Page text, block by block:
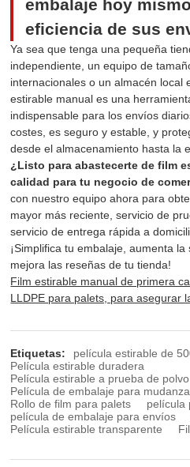
embalaje hoy
eficiencia de sus
Ya sea que tenga una pequeña
independiente, un equipo de
internacionales o un almacén local
estirable manual es una
indispensable para los envíos
costes, es seguro y estable, y
desde el almacenamiento hasta la
¿Listo para abastecerte de film
calidad para tu negocio de
con nuestro equipo ahora para
mayor más reciente, servicio de
servicio de entrega rápida a
¡Simplifica tu embalaje, aumenta
mejora las reseñas de tu tienda!
Film estirable manual de primera
LLDPE para palets, para asegurar
Etiquetas:
película estirable de
Película estirable duradera
Película estirable a prueba de polvo
Película de embalaje para
Rollo de film para palets
película
película de embalaje para envíos
Película estirable transparente